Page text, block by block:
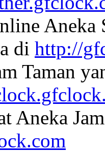
Aneka
di http://
Taman
Aneka